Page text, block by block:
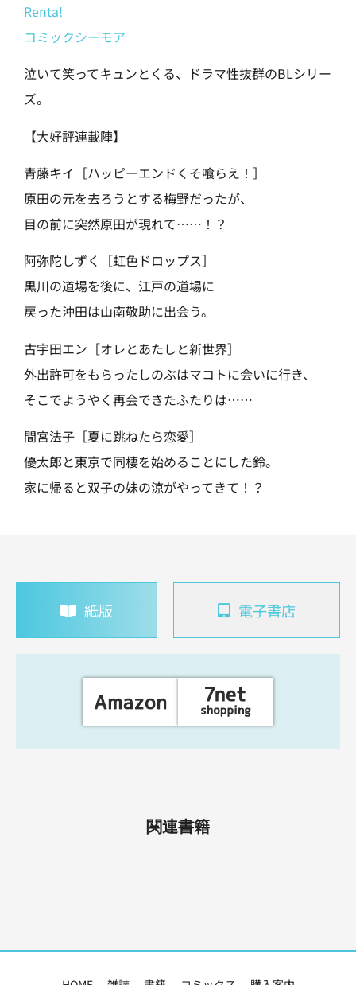
Renta!
コミックシーモア
泣いて笑ってキュンとくる、ドラマ性抜群のBLシリー
ズ。
【大好評連載陣】
青藤キイ［ハッピーエンドくそ喰らえ！］
原田の元を去ろうとする梅野だったが、
目の前に突然原田が現れて……！？
阿弥陀しずく［虹色ドロップス］
黒川の道場を後に、江戸の道場に
戻った沖田は山南敬助に出会う。
古宇田エン［オレとあたしと新世界］
外出許可をもらったしのぶはマコトに会いに行き、
そこでようやく再会できたふたりは……
間宮法子［夏に跳ねたら恋愛］
優太郎と東京で同棲を始めることにした鈴。
家に帰ると双子の妹の涼がやってきて！？
紙版 電子書店
関連書籍